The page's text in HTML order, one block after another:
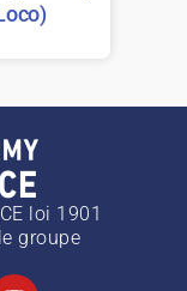
loi 1901
groupe